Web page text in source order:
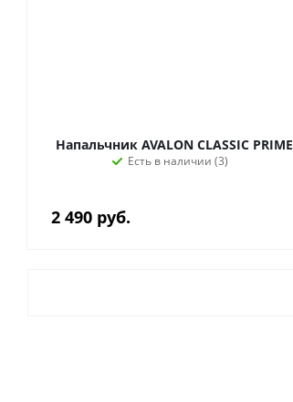
Напальчник AVALON CLASSIC PRIME
Есть в наличии (3)
2 490 руб.